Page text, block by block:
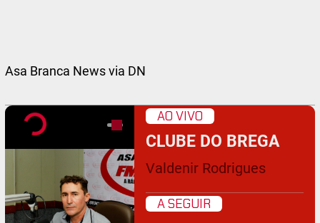
Asa Branca News via DN
AO VIVO
CLUBE DO BREGA
Valdenir Rodrigues
A SEGUIR